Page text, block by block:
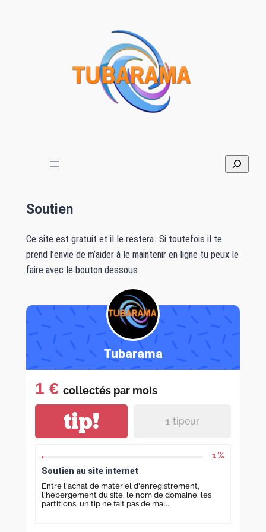
Soutien
Ce site est gratuit et il le restera. Si toutefois il te
prend l’envie de m’aider à le maintenir en ligne tu peux le
faire avec le bouton dessous
Tubarama
1 € collectés par mois
tip! 1 tipeur
1 %
Soutien au site internet
Entre l'achat de matériel d'enregistrement,
l'hébergement du site, le nom de domaine, les
partitions, un tip ne fait pas de mal...